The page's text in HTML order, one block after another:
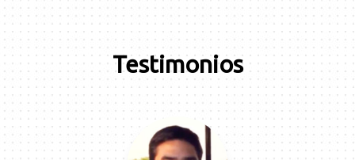
Testimonios